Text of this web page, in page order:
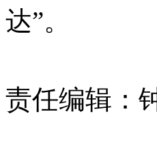
达”。
责任编辑：